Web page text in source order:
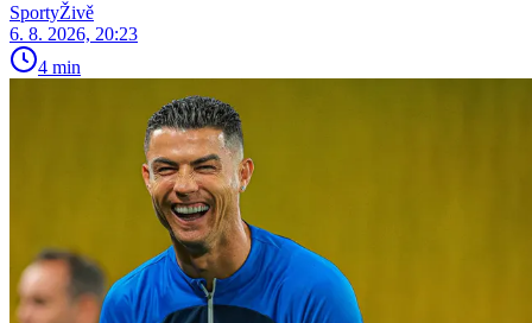
SportyŽivě
6. 8. 2026, 20:23
4 min